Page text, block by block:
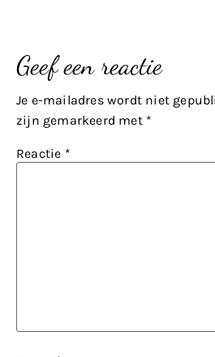
Geef een reactie
Je e-mailadres wordt niet
zijn gemarkeerd met *
Reactie *